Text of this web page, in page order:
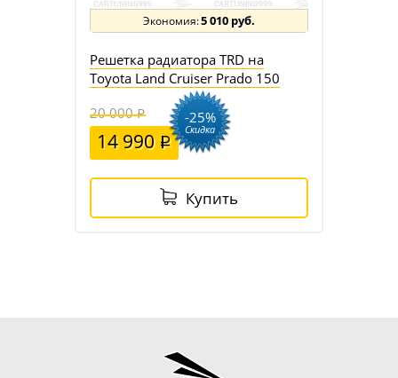
5 010 руб.
Решетка радиатора TRD на
Toyota Land Cruiser Prado 150
20 000
14 990
-25%
Скидка
Купить